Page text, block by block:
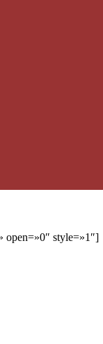
open=»0″ style=»1″]